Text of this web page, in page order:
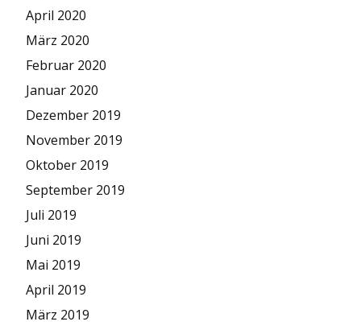
April 2020
März 2020
Februar 2020
Januar 2020
Dezember 2019
November 2019
Oktober 2019
September 2019
Juli 2019
Juni 2019
Mai 2019
April 2019
März 2019